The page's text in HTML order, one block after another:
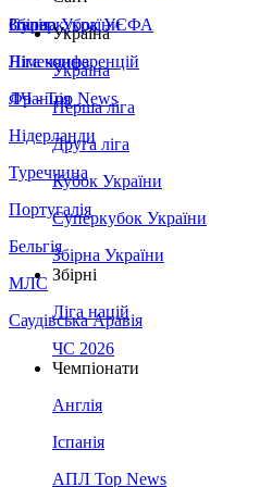
Збірна України
Італія
Німеччина
Франція
Нідерланди
Туреччина
Португалія
Бельгія
МЛС
Саудівська Аравія
Суперкубок УЄФА
Ліга конференцій
ЛЧ - Top News
Україна
Україна
Перша ліга
Друга ліга
Кубок України
Суперкубок України
Збірна України
Збірні
Ліга націй
ЧС 2026
Чемпіонати
Англія
Іспанія
АПЛ Top News